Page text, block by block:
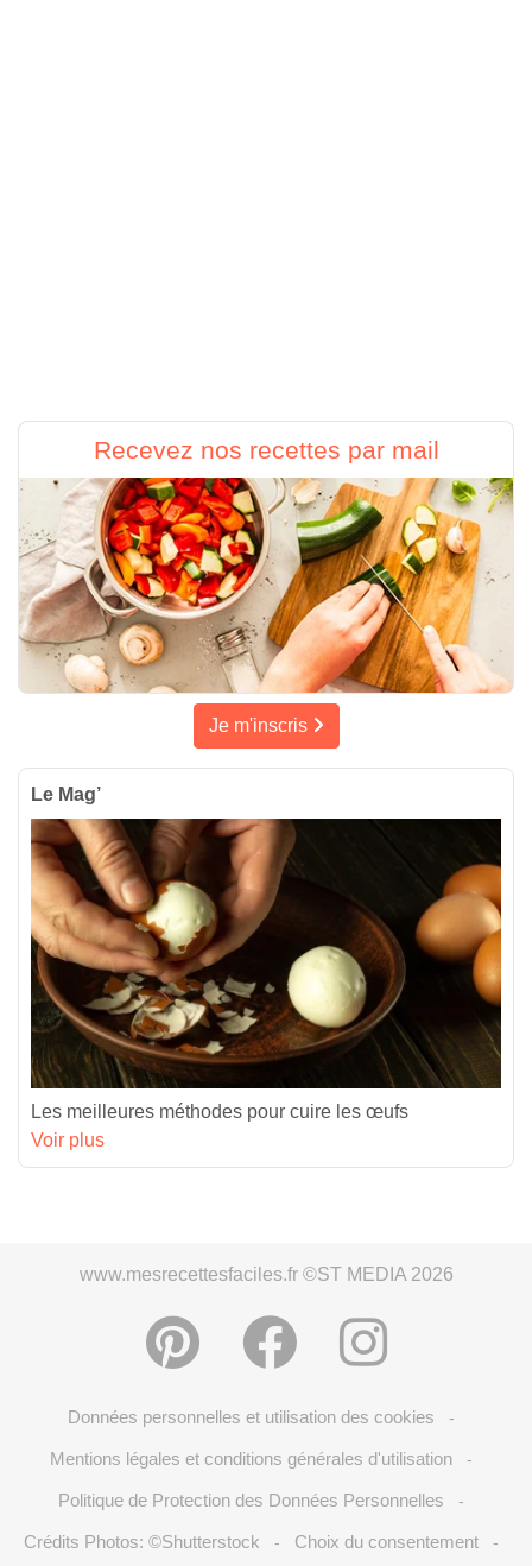
Recevez nos recettes par mail
Je m'inscris
Le Mag’
Les meilleures méthodes pour cuire les œufs
Voir plus
www.mesrecettesfaciles.fr ©ST MEDIA 2026
Données personnelles et utilisation des cookies -
Mentions légales et conditions générales d'utilisation -
Politique de Protection des Données Personnelles -
Crédits Photos: ©Shutterstock - Choix du consentement -